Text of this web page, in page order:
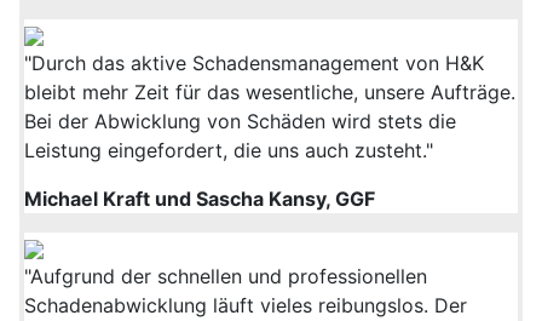
"Durch das aktive Schadensmanagement von H&K
bleibt mehr Zeit für das wesentliche, unsere Aufträge.
Bei der Abwicklung von Schäden wird stets die
Leistung eingefordert, die uns auch zusteht."
Michael Kraft und Sascha Kansy, GGF
"Aufgrund der schnellen und professionellen
Schadenabwicklung läuft vieles reibungslos. Der